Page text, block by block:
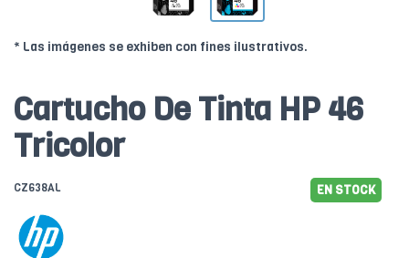
* Las imágenes se exhiben con fines ilustrativos.
Cartucho De Tinta HP 46
Tricolor
CZ638AL EN STOCK